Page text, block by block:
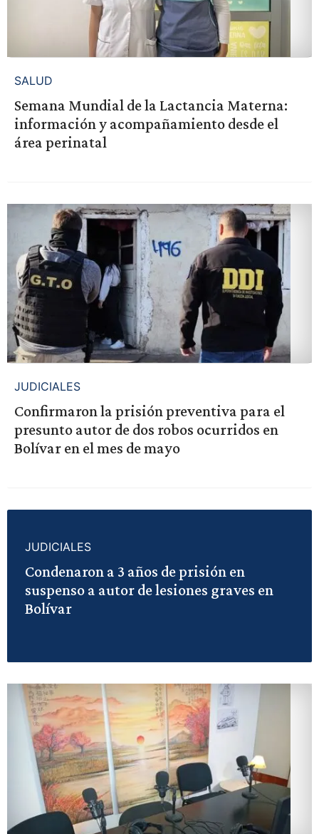
SALUD
Semana Mundial de la Lactancia Materna:
información y acompañamiento desde el
área perinatal
JUDICIALES
Confirmaron la prisión preventiva para el
presunto autor de dos robos ocurridos en
Bolívar en el mes de mayo
JUDICIALES
Condenaron a 3 años de prisión en
suspenso a autor de lesiones graves en
Bolívar